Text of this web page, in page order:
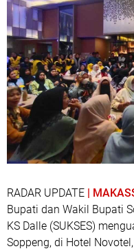
RADAR UPDATE |
Bupati dan Wakil Bupati
KS Dalle (SUKSES)
Soppeng, di Hotel